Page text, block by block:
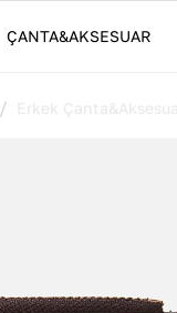
ÇANTA&AKSESUAR
/ Erkek Çanta&Aksesuar